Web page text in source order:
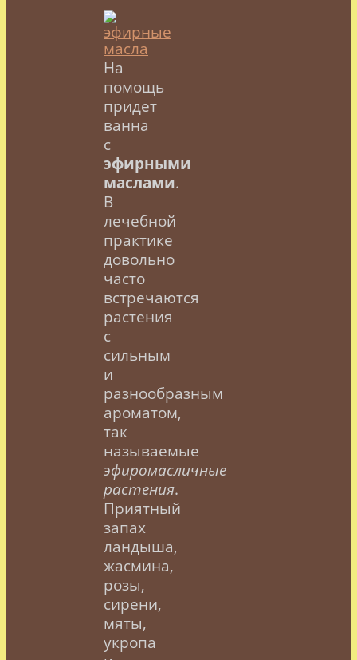
На
помощь
придет
ванна
с
эфирными
маслами.
В
лечебной
практике
довольно
часто
встречаются
растения
с
сильным
и
разнообразным
ароматом,
так
называемые
эфиромасличные
растения.
Приятный
запах
ландыша,
жасмина,
розы,
сирени,
мяты,
укропа